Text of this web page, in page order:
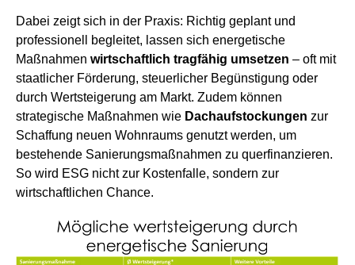
Dabei zeigt sich in der Praxis: Richtig geplant und
professionell begleitet, lassen sich energetische
Maßnahmen wirtschaftlich tragfähig umsetzen – oft mit
staatlicher Förderung, steuerlicher Begünstigung oder
durch Wertsteigerung am Markt. Zudem können
strategische Maßnahmen wie Dachaufstockungen zur
Schaffung neuen Wohnraums genutzt werden, um
bestehende Sanierungsmaßnahmen zu querfinanzieren.
So wird ESG nicht zur Kostenfalle, sondern zur
wirtschaftlichen Chance.